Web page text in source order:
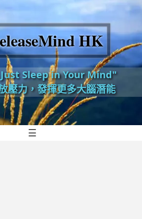
HK
Sleep in Your Mind"
壓力，發揮更多大腦潛能
☰